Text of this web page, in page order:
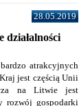
28.05.2019
atrakcyjnych
jest częścią Unii
na Litwie jest
rozwój gospodarki